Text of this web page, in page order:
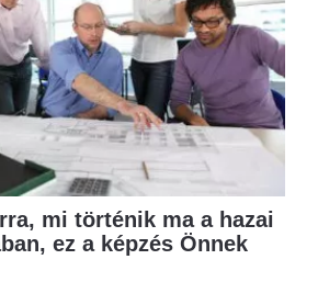
mi történik ma a hazai
ez a képzés Önnek